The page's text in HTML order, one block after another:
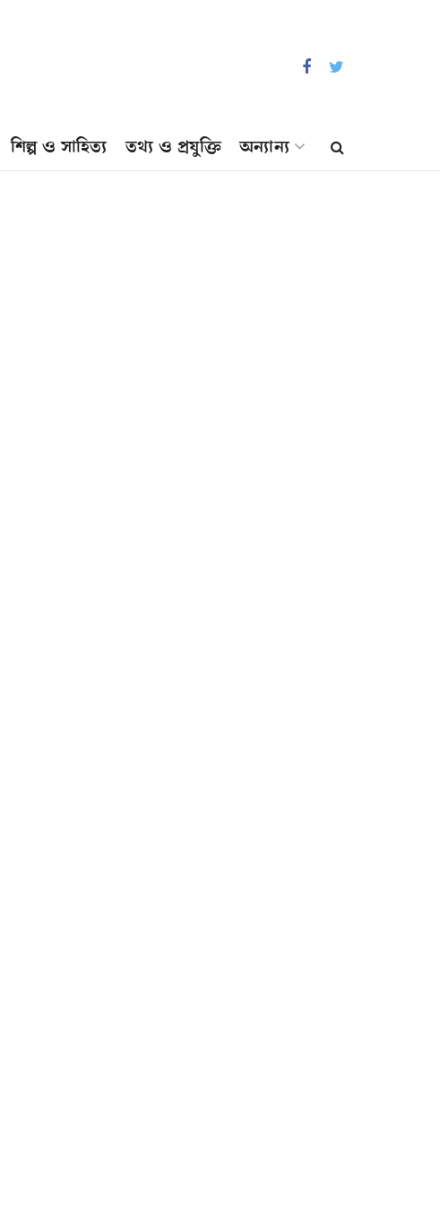
শিল্প ও সাহিত্য তথ্য ও প্রযুক্তি অন্যান্য